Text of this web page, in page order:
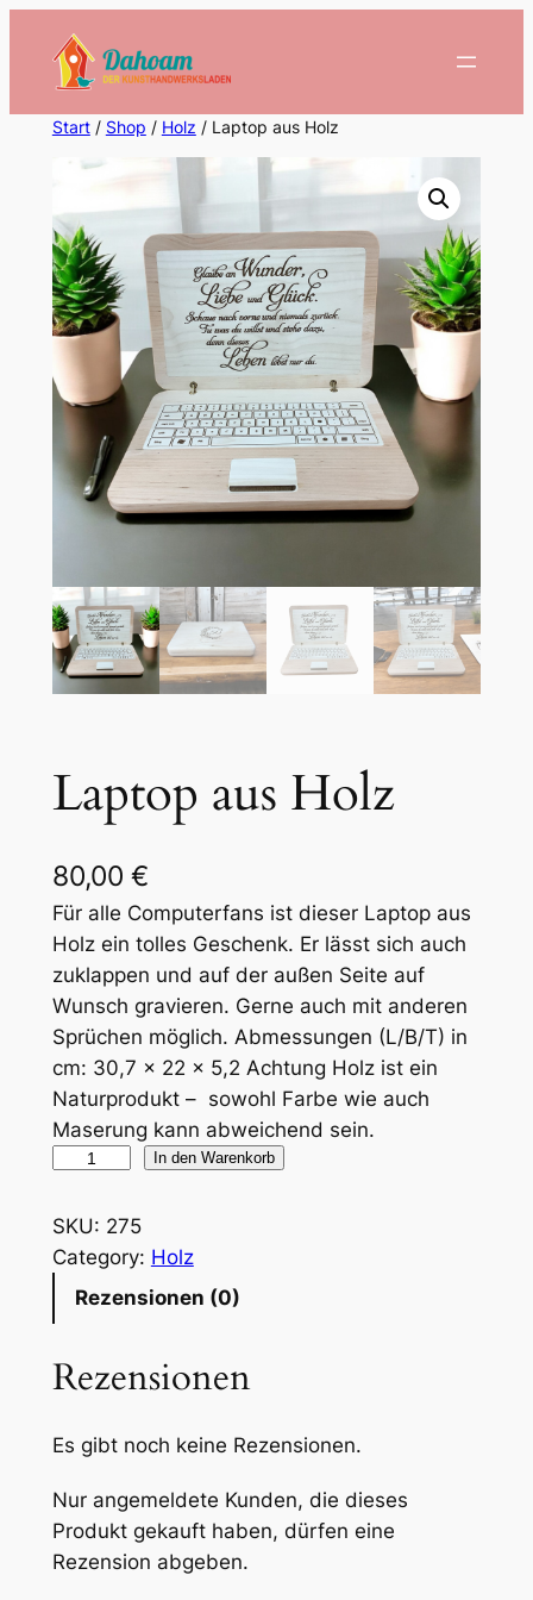
Inhalt
springen
Start/ Shop / Holz / Laptop aus Holz
Laptop aus Holz
80,00 €
Für alle Computerfans ist dieser Laptop aus
Holz ein tolles Geschenk. Er lässt sich auch
zuklappen und auf der außen Seite auf
Wunsch gravieren. Gerne auch mit anderen
Sprüchen möglich. Abmessungen (L/B/T) in
cm: 30,7 x 22 x 5,2 Achtung Holz ist ein
Naturprodukt – sowohl Farbe wie auch
Maserung kann abweichend sein.
p
t
u
H
l
z
M
In den Warenkorb
SKU: 275
Category: Holz
Rezensionen (0)
Rezensionen
Es gibt noch keine Rezensionen.
Nur angemeldete Kunden, die dieses
Produkt gekauft haben, dürfen eine
Rezension abgeben.